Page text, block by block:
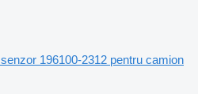
senzor 196100-2312 pentru camion